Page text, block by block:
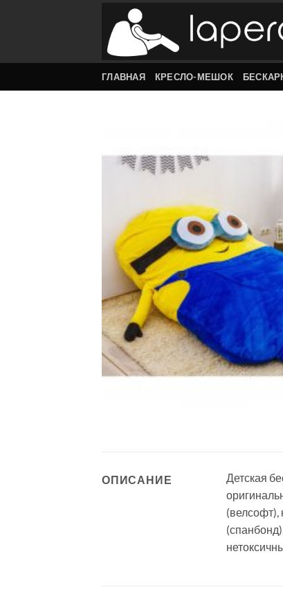
ГЛАВНАЯ КРЕСЛО-МЕШОК
ОПИСАНИЕ
Детская
(велсофт),